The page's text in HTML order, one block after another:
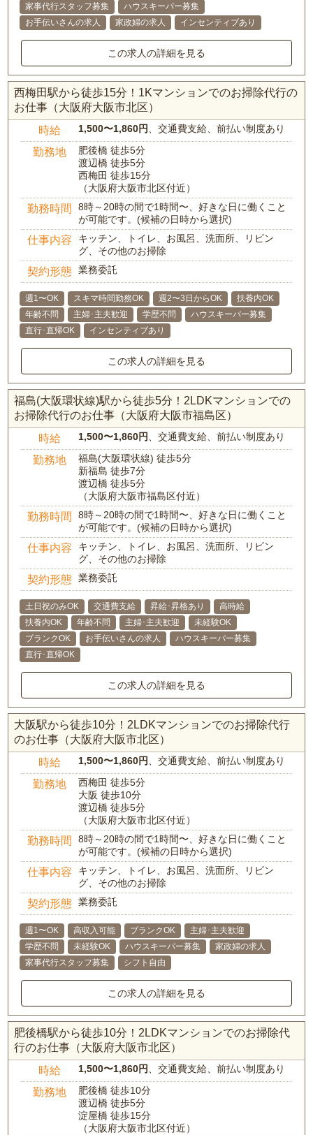
家事代行スタッフ募集
ハウスキーパー募集
お手伝いさんの求人
家政婦の求人 インセンティブあり
この求人の詳細を見る
西梅田駅から徒歩15分！1Kマンションでのお掃除代行の
お仕事（大阪府大阪市北区）
時給 1,500〜1,860円、交通費支給、前払い制度あり
勤務地
肥後橋 徒歩5分
渡辺橋 徒歩5分
西梅田 徒歩15分
（大阪府大阪市北区付近）
勤務時間
8時～20時の間で1時間〜、好きな日に働くこと
が可能です。(候補の日時から選択)
仕事内容
キッチン、トイレ、お風呂、洗面所、リビン
グ、その他のお掃除
契約形態 業務委託
週1〜OK スキマ時間勤務OK 週2〜3日からOK
扶養内OK
年齢不問
主婦･主夫歓迎 学歴不問
ハウスキーパー募集
直行･直帰OK
インセンティブあり
この求人の詳細を見る
福島(大阪環状線)駅から徒歩5分！2LDKマンションでの
お掃除代行のお仕事（大阪府大阪市福島区）
時給 1,500〜1,860円、交通費支給、前払い制度あり
勤務地
福島(大阪環状線) 徒歩5分
新福島 徒歩7分
渡辺橋 徒歩5分
（大阪府大阪市福島区付近）
勤務時間
8時～20時の間で1時間〜、好きな日に働くこと
が可能です。(候補の日時から選択)
仕事内容
キッチン、トイレ、お風呂、洗面所、リビン
グ、その他のお掃除
契約形態 業務委託
土日祝のみOK 交通費支給 昇給･昇格あり
高時給
扶養内OK
年齢不問 主婦･主夫歓迎
未経験OK
ブランクOK
お手伝いさんの求人
ハウスキーパー募集
直行･直帰OK
この求人の詳細を見る
大阪駅から徒歩10分！2LDKマンションでのお掃除代行
のお仕事（大阪府大阪市北区）
時給 1,500〜1,860円、交通費支給、前払い制度あり
勤務地
西梅田 徒歩5分
大阪 徒歩10分
渡辺橋 徒歩5分
（大阪府大阪市北区付近）
勤務時間
8時～20時の間で1時間〜、好きな日に働くこと
が可能です。(候補の日時から選択)
仕事内容
キッチン、トイレ、お風呂、洗面所、リビン
グ、その他のお掃除
契約形態 業務委託
週1〜OK 高収入可能 ブランクOK
主婦･主夫歓迎
学歴不問
未経験OK ハウスキーパー募集
家政婦の求人
家事代行スタッフ募集
シフト自由
この求人の詳細を見る
肥後橋駅から徒歩10分！2LDKマンションでのお掃除代
行のお仕事（大阪府大阪市北区）
時給 1,500〜1,860円、交通費支給、前払い制度あり
勤務地
肥後橋 徒歩10分
渡辺橋 徒歩5分
淀屋橋 徒歩15分
（大阪府大阪市北区付近）